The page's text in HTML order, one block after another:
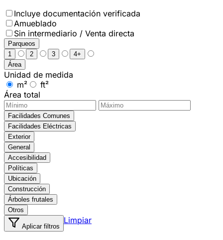
Incluye documentación verificada
Amueblado
Sin intermediario / Venta directa
Parqueos
1
2 3
4+
Área
Unidad de medida
m²
ft²
Área total
Facilidades Comunes
Facilidades Eléctricas
Exterior
General
Accesibilidad
Políticas
Ubicación
Construcción
Árboles frutales
Otros
Aplicar filtros
Limpiar